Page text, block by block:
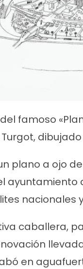
famoso
plano a ojo
nacionales
caballera,
en